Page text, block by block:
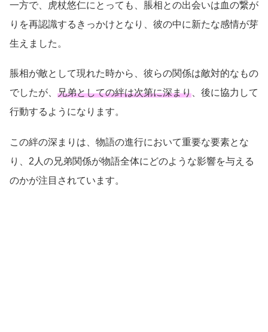
一方で、虎杖悠仁にとっても、脹相との出会いは血の繋が
りを再認識するきっかけとなり、彼の中に新たな感情が芽
生えました。
脹相が敵として現れた時から、彼らの関係は敵対的なもの
でしたが、 兄弟としての絆は次第に深まり 、後に協力して
行動するようになります。
この絆の深まりは、物語の進行において重要な要素とな
り、2人の兄弟関係が物語全体にどのような影響を与える
のかが注目されています。